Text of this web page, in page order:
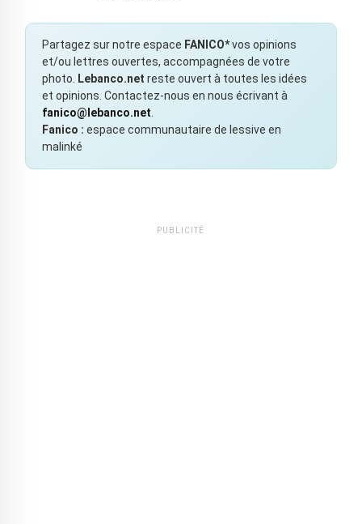
Partagez sur notre espace FANICO*vos opinions
et/ou lettres ouvertes, accompagnées de votre
photo.
Lebanco.net reste ouvert à toutes les idées
et opinions. Contactez-nous en nous écrivant à
fanico@lebanco.net
Fanico : espace communautaire de lessive en
malinké
PUBLICITÉ